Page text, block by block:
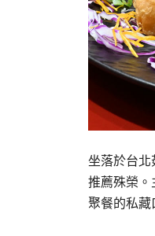
坐落於台北
推薦殊榮。
聚餐的私藏